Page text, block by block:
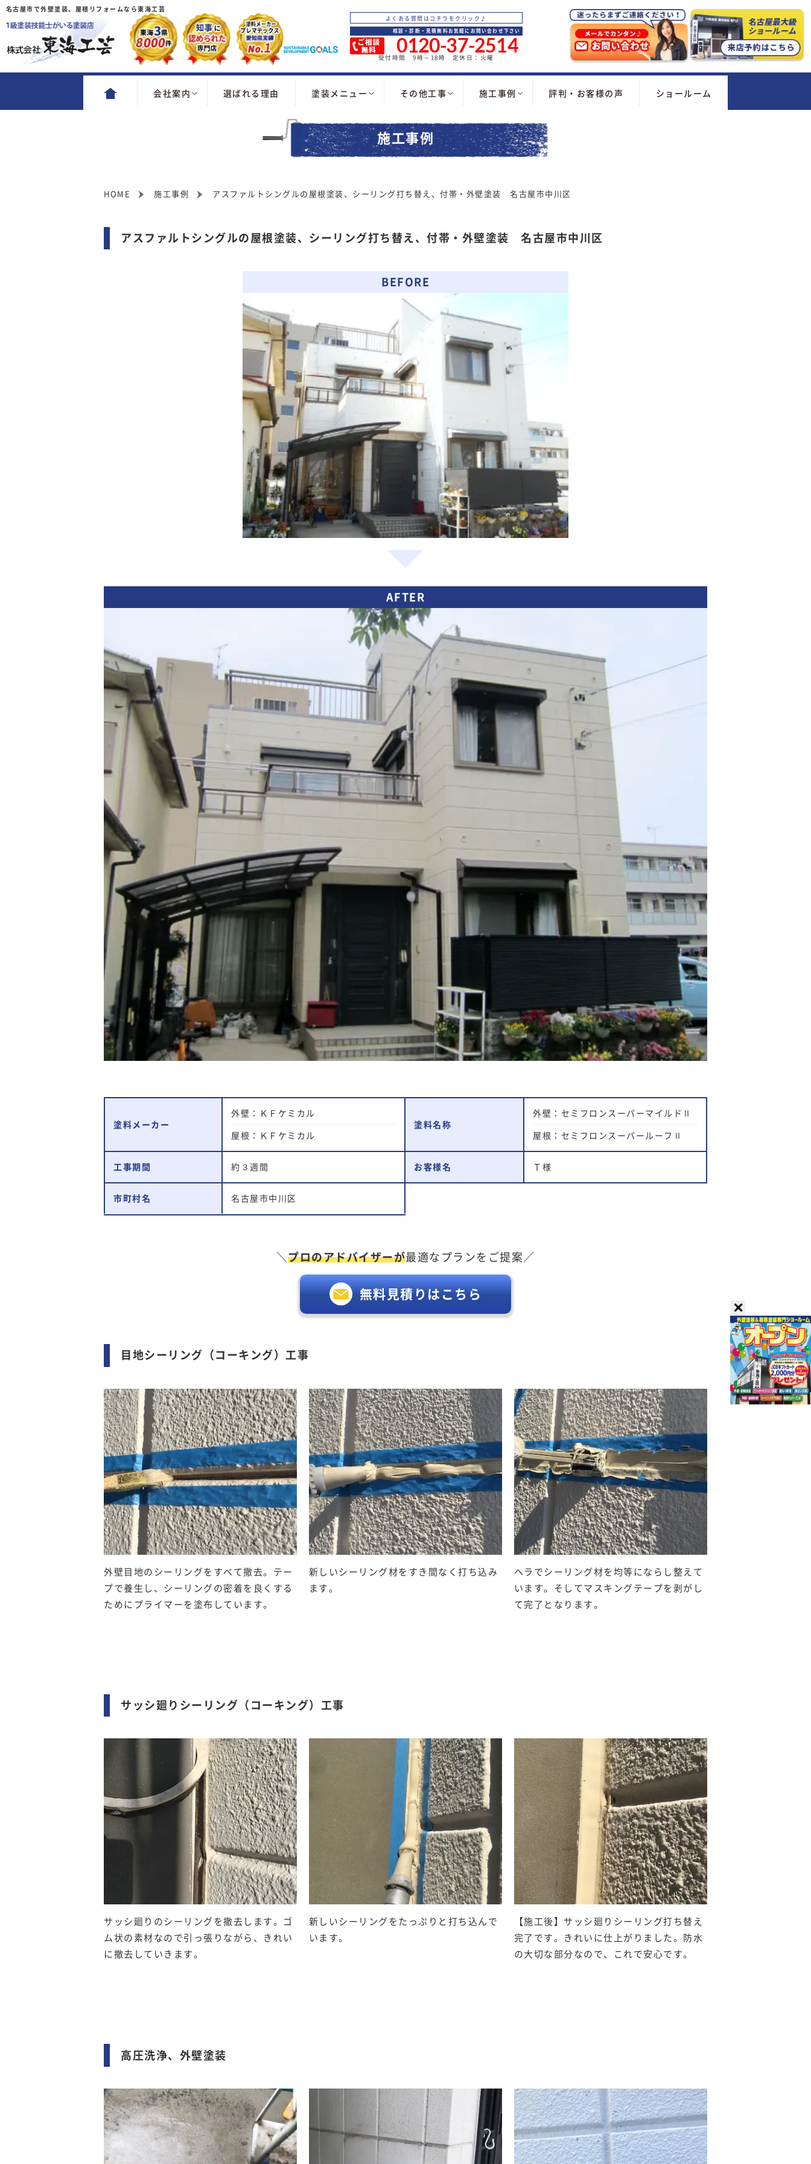
名古屋市で外壁塗装、屋根リフォームなら東海工芸
よくある質問はコチラをクリック♪
相談・診断・見積無料お気軽にお問い合わせ下さい
0120-37-2514
受付時間 9時～18時 定休日：火曜
会社案内 選ばれる理由 塗装メニュー その他工事 施工事例 評判・お客様の声 ショールーム
施工事例
HOME 施工事例 アスファルトシングルの屋根塗装、シーリング打ち替え、付帯・外壁塗装 名古屋市中川区
アスファルトシングルの屋根塗装、シーリング打ち替え、付帯・外壁塗装 名古屋市中川区
BEFORE
AFTER
塗料メーカー
外壁：ＫＦケミカル
屋根：ＫＦケミカル
塗料名称
外壁：セミフロンスーパーマイルドⅡ
屋根：セミフロンスーパールーフⅡ
工事期間 約３週間 お客様名 Ｔ様
市町村名 名古屋市中川区
＼ プロのアドバイザーが最適なプランをご提案／
無料見積りはこちら
目地シーリング（コーキング）工事
外壁目地のシーリングをすべて撤去。テー
プで養生し、シーリングの密着を良くする
ためにプライマーを塗布しています。
新しいシーリング材をすき間なく打ち込み
ます。
ヘラでシーリング材を均等にならし整えて
います。そしてマスキングテープを剥がし
て完了となります。
サッシ廻りシーリング（コーキング）工事
サッシ廻りのシーリングを撤去します。ゴ
ム状の素材なので引っ張りながら、きれい
に撤去していきます。
新しいシーリングをたっぷりと打ち込んで
います。
【施工後】サッシ廻りシーリング打ち替え
完了です。きれいに仕上がりました。防水
の大切な部分なので、これで安心です。
高圧洗浄、外壁塗装
✕